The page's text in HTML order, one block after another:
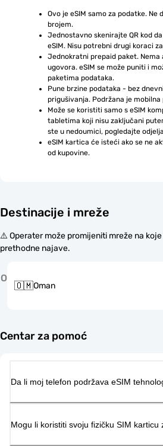
Ovo je eSIM samo za podatke. Ne
brojem.
Jednostavno skenirajte QR kod
eSIM. Nisu potrebni drugi koraci
Jednokratni prepaid paket. Nema
ugovora. eSIM se može puniti i
paketima podataka.
Pune brzine podataka - bez
prigušivanja. Podržana je
Može se koristiti samo s eSIM
tabletima koji nisu zaključani
ste u nedoumici, pogledajte
eSIM kartica će isteći ako se ne
od kupovine.
Destinacije i mreže
⚠️ Operater može promijeniti mreže na
prethodne najave.
O
🇴🇲Oman
Centar za pomoć
Da li moj telefon podržava eSIM
Mogu li koristiti svoju fizičku SIM karticu